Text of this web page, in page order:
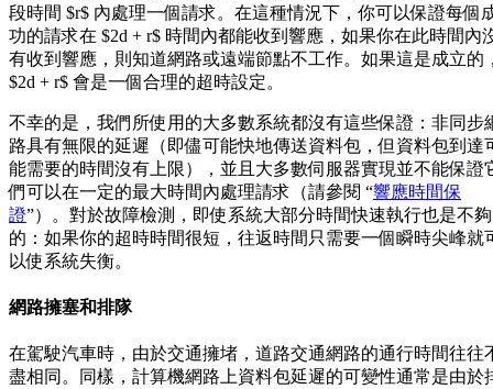
段時間 $r$ 內處理一個請求。在這種情況下，你可以保證每個
功的請求在 $2d + r$ 時間內都能收到響應，如果你在此時間內
有收到響應，則知道網路或遠端節點不工作。如果這是成立的
$2d + r$ 會是一個合理的超時設定。
不幸的是，我們所使用的大多數系統都沒有這些保證：非同步
路具有無限的延遲（即儘可能快地傳送資料包，但資料包到達
能需要的時間沒有上限），並且大多數伺服器實現並不能保證
們可以在一定的最大時間內處理請求（請參閱 “響應時間保
證”）。對於故障檢測，即使系統大部分時間快速執行也是不夠
的：如果你的超時時間很短，往返時間只需要一個瞬時尖峰就
以使系統失衡。
網路擁塞和排隊
在駕駛汽車時，由於交通擁堵，道路交通網路的通行時間往往
盡相同。同樣，計算機網路上資料包延遲的可變性通常是由於